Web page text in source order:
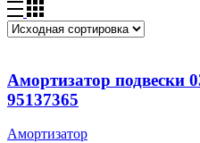
Амортизатор подвески
95137365
Амортизатор